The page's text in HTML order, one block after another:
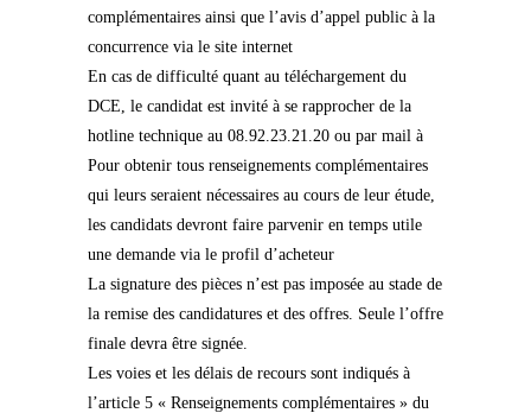
complémentaires ainsi que l’avis d’appel public à la
concurrence via le site internet
En cas de difficulté quant au téléchargement du
DCE, le candidat est invité à se rapprocher de la
hotline technique au 08.92.23.21.20 ou par mail à
Pour obtenir tous renseignements complémentaires
qui leurs seraient nécessaires au cours de leur étude,
les candidats devront faire parvenir en temps utile
une demande via le profil d’acheteur
La signature des pièces n’est pas imposée au stade de
la remise des candidatures et des offres. Seule l’offre
finale devra être signée.
Les voies et les délais de recours sont indiqués à
l’article 5 « Renseignements complémentaires » du